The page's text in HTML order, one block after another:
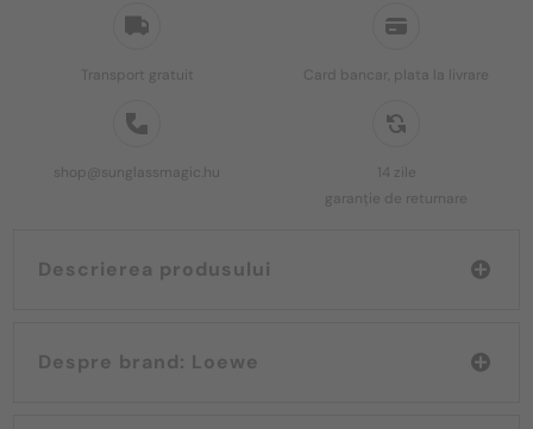
Transport gratuit Card bancar, plata la livrare
shop@sunglassmagic.hu
14 zile
garanție de returnare
Descrierea produsului
Despre brand: Loewe